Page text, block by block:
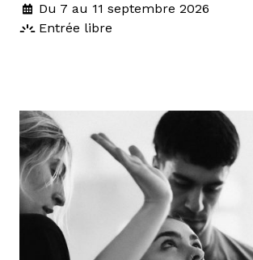
Du 7 au 11 septembre 2026
Entrée libre